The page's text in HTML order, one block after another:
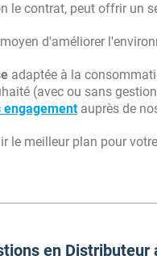
le contrat, peut offrir un
d'améliorer
adaptée à la
(avec ou sans
engagementauprès de
le meilleur plan pour
en Distributeur